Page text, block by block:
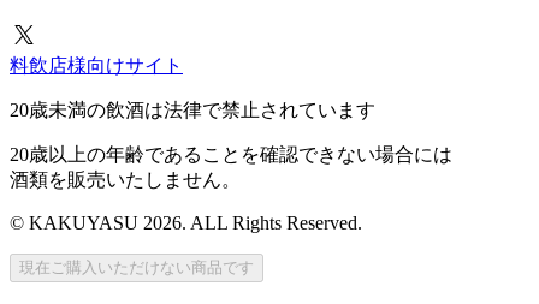
料飲店様向けサイト
20歳未満の飲酒は法律で禁止されています
20歳以上の年齢であることを確認できない場合には
酒類を販売いたしません。
© KAKUYASU 2026. ALL Rights Reserved.
現在ご購入いただけない商品です